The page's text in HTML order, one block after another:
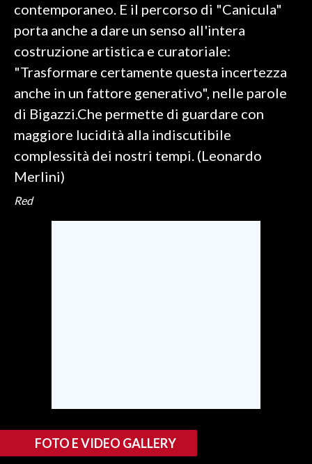
contemporaneo. E il percorso di "Canicula"
porta anche a dare un senso all'intera
costruzione artistica e curatoriale:
"Trasformare certamente questa incertezza
anche in un fattore generativo", nelle parole
di Bigazzi.Che permette di guardare con
maggiore lucidità alla indiscutibile
complessità dei nostri tempi. (Leonardo
Merlini)
Red
FOTO E VIDEO GALLERY